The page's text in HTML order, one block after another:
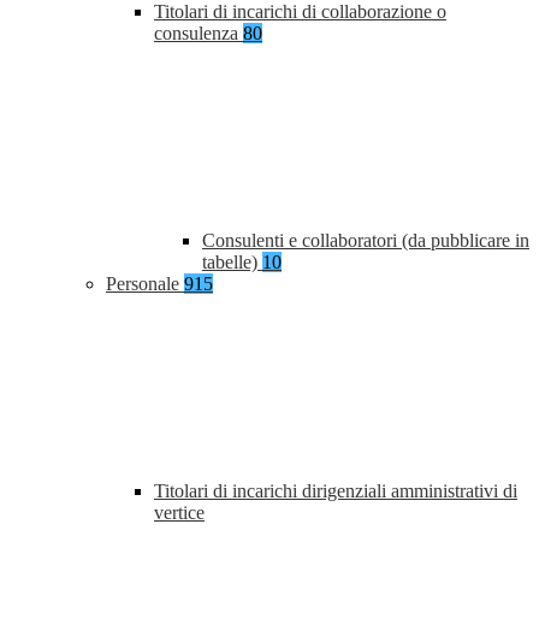
Titolari di incarichi di collaborazione o
consulenza 80
Consulenti e collaboratori (da pubblicare in
tabelle) 10
Personale 915
Titolari di incarichi dirigenziali amministrativi di
vertice